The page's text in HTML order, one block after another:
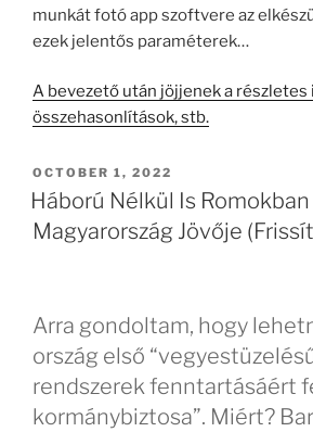
munkát fotó app szoftvere az
ezek jelentős paraméterek…
A bevezető után jöjjenek a részletes
összehasonlítások, stb.
POSTED
ON
OCTOBER 1, 2022
Háború Nélkül Is Romokban
Magyarország Jövője
Arra gondoltam, hogy
ország első
rendszerek fenntartásáért
kormánybiztosa”. Miért?